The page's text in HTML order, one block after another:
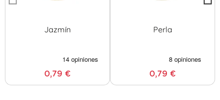
Jazmín
0,79 €
Perla
0,79 €